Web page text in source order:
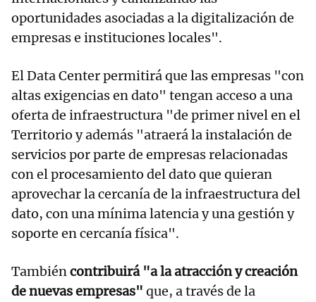
oportunidades asociadas a la digitalización de
empresas e instituciones locales".
El Data Center permitirá que las empresas "con
altas exigencias en dato" tengan acceso a una
oferta de infraestructura "de primer nivel en el
Territorio y además "atraerá la instalación de
servicios por parte de empresas relacionadas
con el procesamiento del dato que quieran
aprovechar la cercanía de la infraestructura del
dato, con una mínima latencia y una gestión y
soporte en cercanía física".
Tambiéncontribuirá "a la atracción y creación
de nuevas empresas" que, a través de la